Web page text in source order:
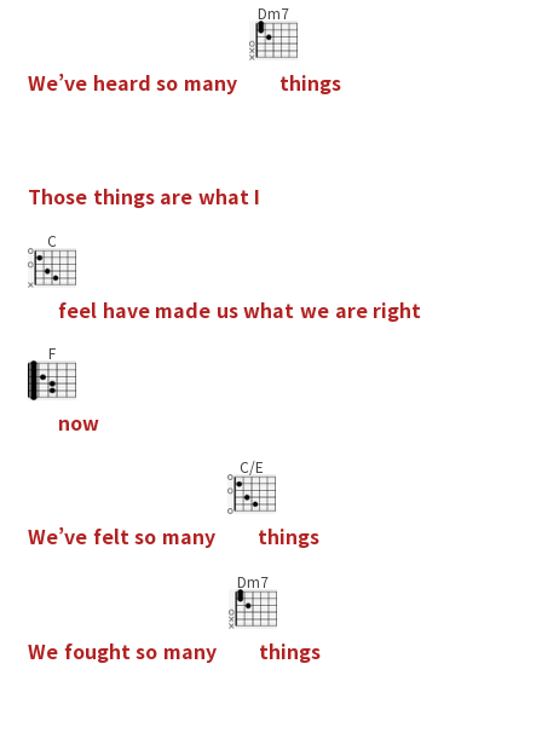
We’ve heard so many
Dm7
things
Those things are what I
C
feel have made uswhat we are right
F
now
We’ve feltso many
C/E
things
We fought so many
Dm7
things